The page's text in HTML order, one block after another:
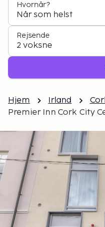
Hvornår?
Når som helst
Rejsende
2 voksne
Hjem Irland
Premier Inn Cork City